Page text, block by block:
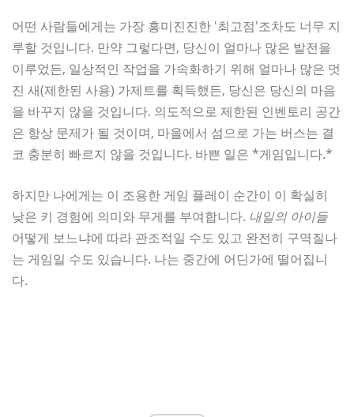
어떤 사람들에게는 가장 흥미진진한 '최고점'조차도 너무 지
루할 것입니다. 만약 그렇다면, 당신이 얼마나 많은 발전을
이루었든, 일상적인 작업을 가속화하기 위해 얼마나 많은 멋
진 새(제한된 사용) 가제트를 획득했든, 당신은 당신의 마음
을 바꾸지 않을 것입니다. 의도적으로 제한된 인벤토리 공간
은 항상 문제가 될 것이며, 마을에서 섬으로 가는 버스는 결
코 충분히 빠르지 않을 것입니다. 바쁜 일은 *게임입니다.*
하지만 나에게는 이 조용한 게임 플레이 순간이 이 확실히
낮은 키 경험에 의미와 무게를 부여합니다. 내일의 아이들
어떻게 보느냐에 따라 관조적일 수도 있고 완전히 구역질나
는 게임일 수도 있습니다. 나는 중간에 어딘가에 떨어집니
다.